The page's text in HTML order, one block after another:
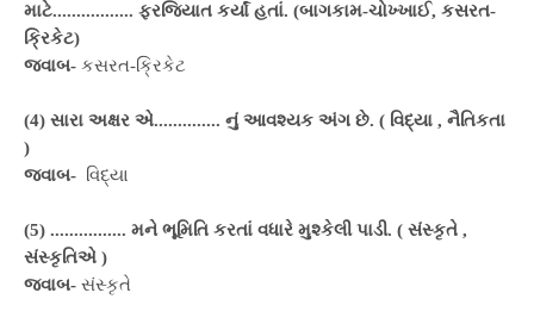
માટે................. ફરજિયાત કર્યાં હતાં. (બાગકામ-ચોખ્ખાઈ, કસરત-
ક્રિકેટ)
જવાબ- કસરત-ક્રિકેટ
(4) સારા અક્ષર એ.............. નું આવશ્યક અંગ છે. ( વિદ્યા , નૈતિકતા
)
જવાબ- વિદ્યા
(5) ................ મને ભૂમિતિ કરતાં વધારે મુશ્કેલી પાડી. ( સંસ્કૃતે ,
સંસ્કૃતિએ )
જવાબ- સંસ્કૃતે